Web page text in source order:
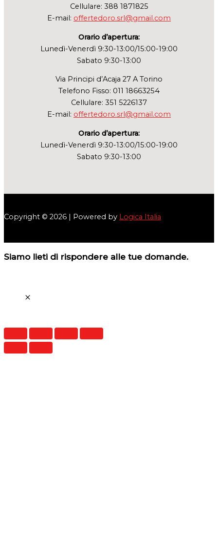
Cellulare: 388 1871825
E-mail: offertedoro.srl@gmail.com
Orario d’apertura:
Lunedì-Venerdì 9:30-13:00/15:00-19:00
Sabato 9:30-13:00
Via Principi d’Acaja 27 A Torino
Telefono Fisso: 011 18663254
Cellulare: 351 5226137
E-mail: offertedoro.srl@gmail.com
Orario d’apertura:
Lunedì-Venerdì 9:30-13:00/15:00-19:00
Sabato 9:30-13:00
Copyright © 2026 | Powered by Logica Italia
Siamo lieti di rispondere alle tue domande.